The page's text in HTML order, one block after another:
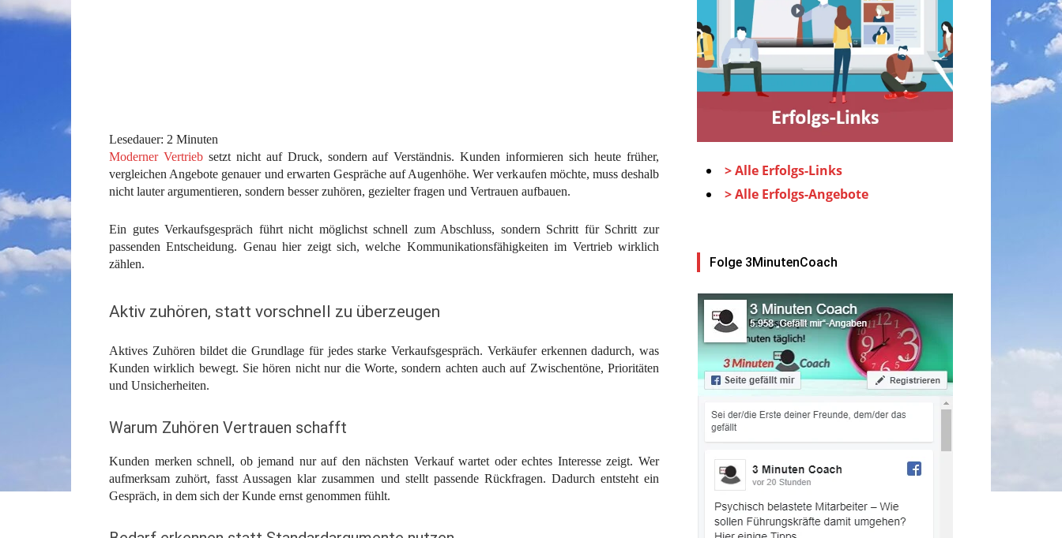
Lesedauer: 2 Minuten
Moderner Vertriebsetzt nicht auf Druck, sondern auf Verständnis. Kunden informieren sich heute früher,
vergleichen Angebote genauer und erwarten Gespräche auf Augenhöhe. Wer verkaufen möchte, muss deshalb
nicht lauter argumentieren, sondern besser zuhören, gezielter fragen und Vertrauen aufbauen.
Ein gutes Verkaufsgespräch führt nicht möglichst schnell zum Abschluss, sondern Schritt für Schritt zur
passenden Entscheidung. Genau hier zeigt sich, welche Kommunikationsfähigkeiten im Vertrieb wirklich
zählen.
Aktiv zuhören, statt vorschnell zu überzeugen
Aktives Zuhören bildet die Grundlage für jedes starke Verkaufsgespräch. Verkäufer erkennen dadurch, was
Kunden wirklich bewegt. Sie hören nicht nur die Worte, sondern achten auch auf Zwischentöne, Prioritäten
und Unsicherheiten.
Warum Zuhören Vertrauen schafft
Kunden merken schnell, ob jemand nur auf den nächsten Verkauf wartet oder echtes Interesse zeigt. Wer
aufmerksam zuhört, fasst Aussagen klar zusammen und stellt passende Rückfragen. Dadurch entsteht ein
Gespräch, in dem sich der Kunde ernst genommen fühlt.
> Alle Erfolgs-Links
> Alle Erfolgs-Angebote
Folge 3MinutenCoach